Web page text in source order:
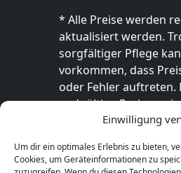
Einwilligung
Um dir ein optimales Erlebnis zu bieten,
Cookies, um Geräteinformationen zu
* Alle Preise werden
aktualisiert werden.
sorgfältiger Pflege
vorkommen, dass
oder Fehler auftreten.
endgültige Preis
Verfügbarkeit des
Shop des Anbieters